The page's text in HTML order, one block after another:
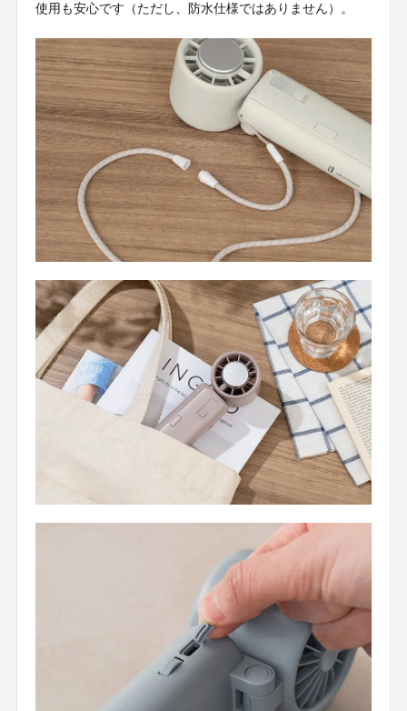
使用も安心です（ただし、防水仕様ではありません）。